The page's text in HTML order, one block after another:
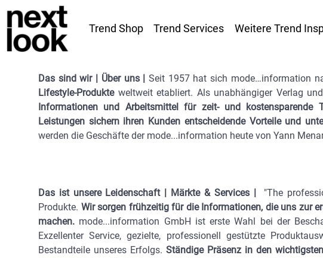
Trend Shop Trend Services Weitere Trend
Das sind wir | Über uns | Seit 1957 hat sich mode…information
Lifestyle-Produkteweltweit etabliert. Als unabhängiger Verlag
Informationen und Arbeitsmittel für zeit- und kostensparende
Leistungen sichern ihren Kunden entscheidende Vorteile und
werden die Geschäfte der mode...information heute von Yann
Das ist unsere Leidenschaft | Märkte & Services | "The
Produkte. Wir sorgen frühzeitig für die Informationen, die uns zur
machen. mode...information GmbH ist erste Wahl bei der
Exzellenter Service, gezielte, professionell gestützte
Bestandteile unseres Erfolgs.Ständige Präsenz in den